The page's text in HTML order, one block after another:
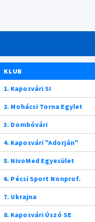
KLUB
1. Kaposvári SI
2. Mohácsi Torna Egylet
3. Dombóvári
4. Kaposvári "Adorján"
5. NivoMed Egyesület
6. Pécsi Sport Nonprof.
7. Ukrajna
8. Kaposvári Úszó SE